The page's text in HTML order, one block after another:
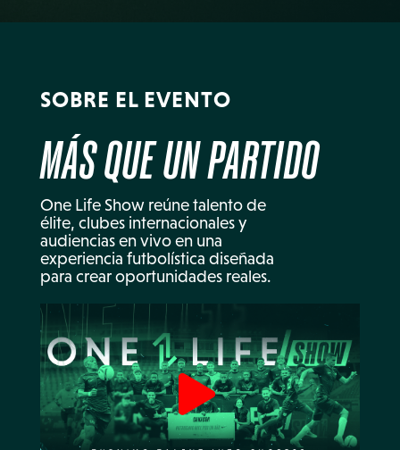
SOBRE EL EVENTO
MÁS QUE UN PARTIDO
One Life Show reúne talento de
élite, clubes internacionales y
audiencias en vivo en una
experiencia futbolística diseñada
para crear oportunidades reales.